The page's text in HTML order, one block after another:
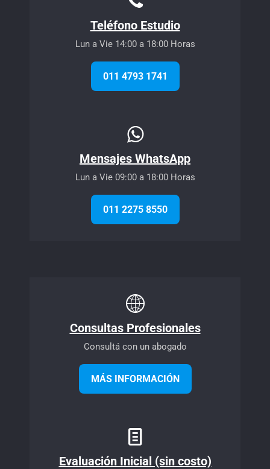
Teléfono Estudio
Lun a Vie 14:00 a 18:00 Horas
011 4793 1741
Mensajes WhatsApp
Lun a Vie 09:00 a 18:00 Horas
011 2275 8550
Consultas Profesionales
Consultá con un abogado
MÁS INFORMACIÓN
Evaluación Inicial (sin costo)